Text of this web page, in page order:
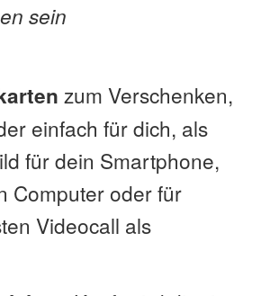
sein
zum Verschenken,
einfach für dich, als
für dein Smartphone,
Computer oder für
Videocall als